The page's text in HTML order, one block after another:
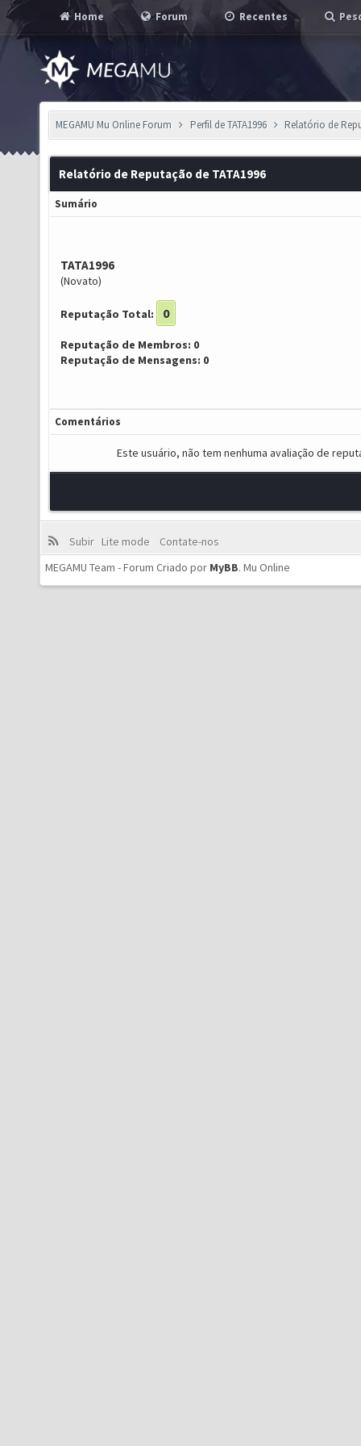
Home Forum Recentes
MEGAMU Mu Online Forum Perfil de TATA1996 Relatório de
Relatório de Reputação de TATA1996
Sumário
TATA1996
(Novato)
Reputação Total: 0
Reputação de Membros: 0
Reputação de Mensagens: 0
Comentários
Este usuário, não tem nenhuma avaliação de
Subir Lite mode
Contate-nos
MEGAMU Team - Forum Criado por MyBB. Mu Online